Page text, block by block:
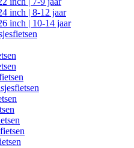
inch | 8-12 jaar
inch | 10-14 jaar